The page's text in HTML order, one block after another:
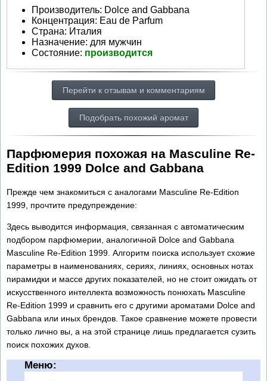
Производитель: Dolce and Gabbana
Концентрация: Eau de Parfum
Страна: Италия
Назначение: для мужчин
Состояние: производится
Перейти к отзывам и комментариям
Подобрать похожий аромат
Парфюмерия похожая на Masculine Re-
Edition 1999 Dolce and Gabbana
Прежде чем знакомиться с аналогами Masculine Re-Edition
1999, прочтите предупреждение:
Здесь выводится информация, связанная с автоматическим
подбором парфюмерии, аналогичной Dolce and Gabbana
Masculine Re-Edition 1999. Алгоритм поиска использует схожие
параметры в наименованиях, сериях, линиях, основных нотах
пирамидки и массе других показателей, но не стоит ожидать от
искусственного интеллекта возможность понюхать Masculine
Re-Edition 1999 и сравнить его с другими ароматами Dolce and
Gabbana или иных брендов. Такое сравнение можете провести
только лично вы, а на этой странице лишь предлагается сузить
поиск похожих духов.
Меню: